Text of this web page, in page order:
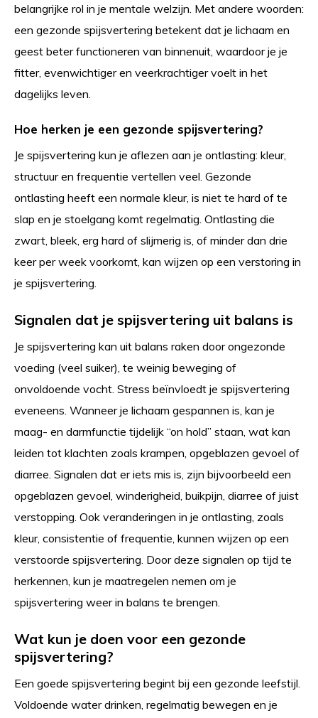
belangrijke rol in je mentale welzijn. Met andere woorden:
een gezonde spijsvertering betekent dat je lichaam en
geest beter functioneren van binnenuit, waardoor je je
fitter, evenwichtiger en veerkrachtiger voelt in het
dagelijks leven.
Hoe herken je een gezonde spijsvertering?
Je spijsvertering kun je aflezen aan je ontlasting: kleur,
structuur en frequentie vertellen veel. Gezonde
ontlasting heeft een normale kleur, is niet te hard of te
slap en je stoelgang komt regelmatig. Ontlasting die
zwart, bleek, erg hard of slijmerig is, of minder dan drie
keer per week voorkomt, kan wijzen op een verstoring in
je spijsvertering.
Signalen dat je spijsvertering uit balans is
Je spijsvertering kan uit balans raken door ongezonde
voeding (veel suiker), te weinig beweging of
onvoldoende vocht. Stress beïnvloedt je spijsvertering
eveneens. Wanneer je lichaam gespannen is, kan je
maag- en darmfunctie tijdelijk “on hold” staan, wat kan
leiden tot klachten zoals krampen, opgeblazen gevoel of
diarree. Signalen dat er iets mis is, zijn bijvoorbeeld een
opgeblazen gevoel, winderigheid, buikpijn, diarree of juist
verstopping. Ook veranderingen in je ontlasting, zoals
kleur, consistentie of frequentie, kunnen wijzen op een
verstoorde spijsvertering. Door deze signalen op tijd te
herkennen, kun je maatregelen nemen om je
spijsvertering weer in balans te brengen.
Wat kun je doen voor een gezonde
spijsvertering?
Een goede spijsvertering begint bij een gezonde leefstijl.
Voldoende water drinken, regelmatig bewegen en je